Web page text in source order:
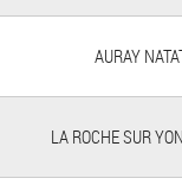
AURAY
LA ROCHE SUR